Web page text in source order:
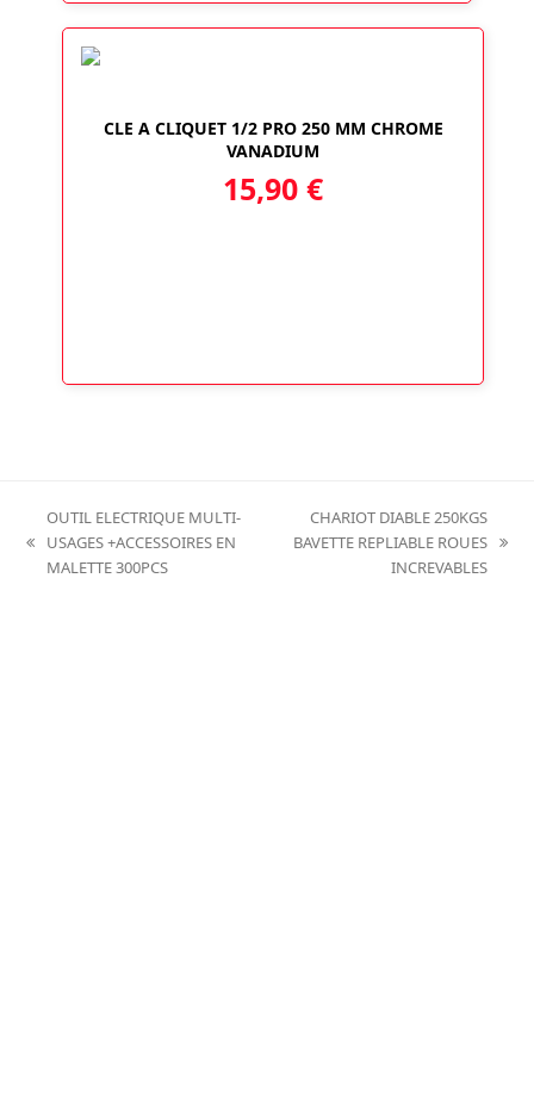
CLE A CLIQUET 1/2 PRO 250 MM CHROME
VANADIUM
15,90 €
previous
post:
OUTIL ELECTRIQUE MULTI-
USAGES +ACCESSOIRES EN
MALETTE 300PCS
next
CHARIOT DIABLE 250KGS
BAVETTE REPLIABLE ROUES
INCREVABLES